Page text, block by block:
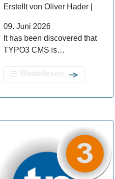
Erstellt von Oliver Hader |
09. Juni 2026
It has been discovered that
TYPO3 CMS is…